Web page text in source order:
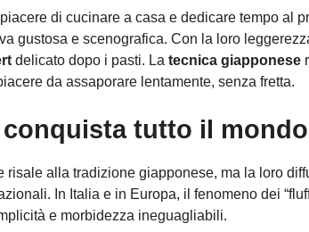
di cucinare a casa e dedicare tempo al
gustosa e scenografica. Con la loro
delicato dopo i pasti. La tecnica giapponese
da assaporare lentamente, senza fretta.
tutto il mondo
risale alla tradizione giapponese, ma la loro
In Italia e in Europa, il fenomeno dei
e morbidezza ineguagliabili.